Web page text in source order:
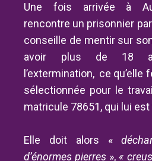
Une fois arrivée à
rencontre un prisonnier
conseille de mentir sur
avoir plus de 18
l’extermination, ce qu’elle
sélectionnée pour le
matricule 78651, qui lui
Elle doit alors «
d’énormes pierres », «